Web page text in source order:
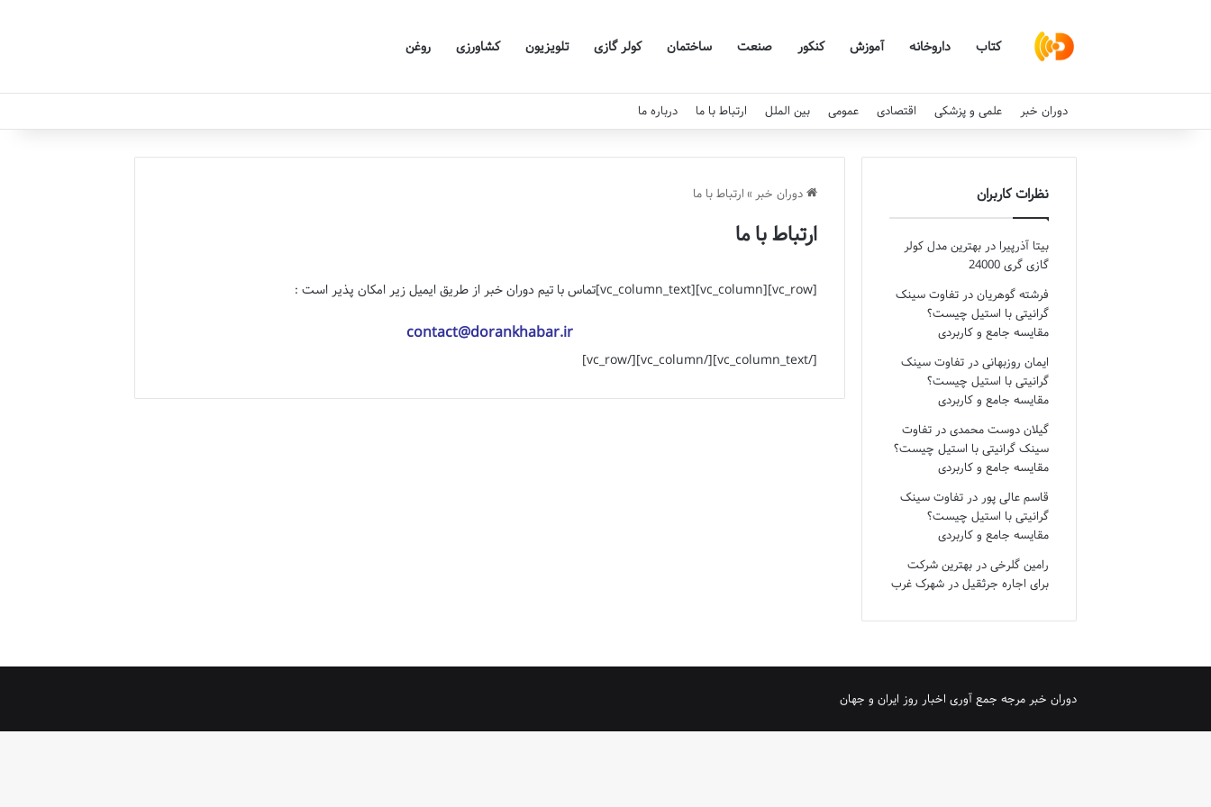
کتاب داروخانه آموزش کنکور صنعت ساختمان کولر گازی تلویزیون کشاورزی روغن
دوران خبر علمی و پزشکی اقتصادی عمومی بین الملل ارتباط با ما درباره ما
دوران خبر » ارتباط با ما
ارتباط با ما
[vc_row][vc_column][vc_column_text]تماس با تیم دوران خبر از طریق ایمیل زیر امکان پذیر است :
contact@dorankhabar.ir
[/vc_column_text][/vc_column][/vc_row]
نظرات کاربران
بیتا آذرپیرا دربهترین مدل کولر
گازی گری 24000
فرشته گوهریان درتفاوت سینک
گرانیتی با استیل چیست؟
مقایسه جامع و کاربردی
ایمان روزبهانی درتفاوت سینک
گرانیتی با استیل چیست؟
مقایسه جامع و کاربردی
گیلان دوست محمدی درتفاوت
سینک گرانیتی با استیل چیست؟
مقایسه جامع و کاربردی
قاسم عالی پور درتفاوت سینک
گرانیتی با استیل چیست؟
مقایسه جامع و کاربردی
رامین گلرخی دربهترین شرکت
برای اجاره جرثقیل در شهرک غرب
دوران خبر مرجه جمع آوری اخبار روز ایران و جهان